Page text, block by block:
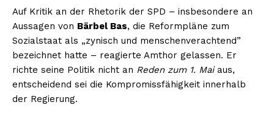
Auf Kritik an der Rhetorik der SPD – insbesondere an
Aussagen von Bärbel Bas, die Reformpläne zum
Sozialstaat als „zynisch und menschenverachtend”
bezeichnet hatte – reagierte Amthor gelassen. Er
richte seine Politik nicht an Reden zum 1. Maiaus,
entscheidend sei die Kompromissfähigkeit innerhalb
der Regierung.